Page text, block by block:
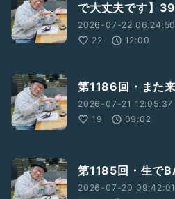
で大丈夫です】
2026-07-22 06:24:50
22
12:00
第1186回・また
2026-07-21 12:05:37
19
09:02
第1185回・生で
2026-07-20 09:42:01